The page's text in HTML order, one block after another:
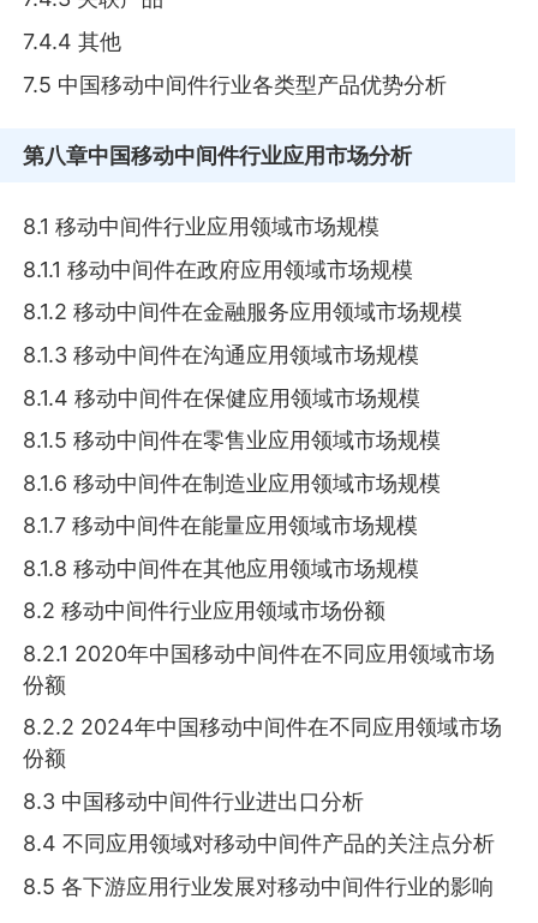
7.4.4 其他
7.5 中国移动中间件行业各类型产品优势分析
第八章中国移动中间件行业应用市场分析
8.1 移动中间件行业应用领域市场规模
8.1.1 移动中间件在政府应用领域市场规模
8.1.2 移动中间件在金融服务应用领域市场规模
8.1.3 移动中间件在沟通应用领域市场规模
8.1.4 移动中间件在保健应用领域市场规模
8.1.5 移动中间件在零售业应用领域市场规模
8.1.6 移动中间件在制造业应用领域市场规模
8.1.7 移动中间件在能量应用领域市场规模
8.1.8 移动中间件在其他应用领域市场规模
8.2 移动中间件行业应用领域市场份额
8.2.1 2020年中国移动中间件在不同应用领域市场
份额
8.2.2 2024年中国移动中间件在不同应用领域市场
份额
8.3 中国移动中间件行业进出口分析
8.4 不同应用领域对移动中间件产品的关注点分析
8.5 各下游应用行业发展对移动中间件行业的影响